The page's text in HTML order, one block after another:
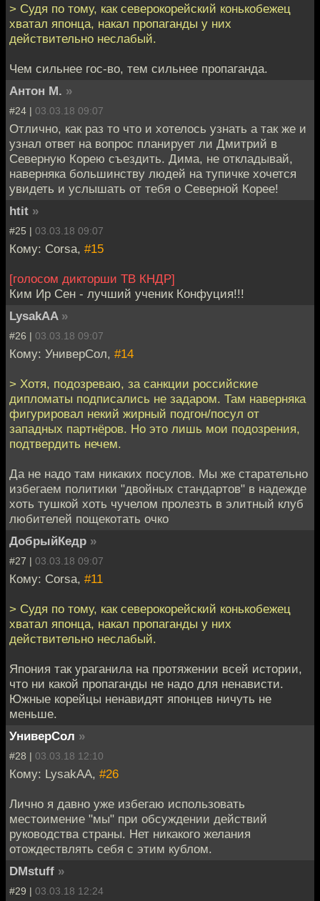
> Судя по тому, как северокорейский конькобежец
хватал японца, накал пропаганды у них
действительно неслабый.
Чем сильнее гос-во, тем сильнее пропаганда.
Антон М. »
#24 | 03.03.18 09:07
Отлично, как раз то что и хотелось узнать а так же и
узнал ответ на вопрос планирует ли Дмитрий в
Северную Корею съездить. Дима, не откладывай,
наверняка большинству людей на тупичке хочется
увидеть и услышать от тебя о Северной Корее!
htit »
#25 | 03.03.18 09:07
Кому: Corsa, #15
[голосом дикторши ТВ КНДР]
Ким Ир Сен - лучший ученик Конфуция!!!
LysakAA »
#26 | 03.03.18 09:07
Кому: УниверСол, #14
> Хотя, подозреваю, за санкции российские
дипломаты подписались не задаром. Там наверняка
фигурировал некий жирный подгон/посул от
западных партнёров. Но это лишь мои подозрения,
подтвердить нечем.
Да не надо там никаких посулов. Мы же старательно
избегаем политики "двойных стандартов" в надежде
хоть тушкой хоть чучелом пролезть в элитный клуб
любителей пощекотать очко
ДобрыйКедр »
#27 | 03.03.18 09:07
Кому: Corsa, #11
> Судя по тому, как северокорейский конькобежец
хватал японца, накал пропаганды у них
действительно неслабый.
Япония так ураганила на протяжении всей истории,
что ни какой пропаганды не надо для ненависти.
Южные корейцы ненавидят японцев ничуть не
меньше.
УниверСол »
#28 | 03.03.18 12:10
Кому: LysakAA, #26
Лично я давно уже избегаю использовать
местоимение "мы" при обсуждении действий
руководства страны. Нет никакого желания
отождествлять себя с этим кублом.
DMstuff »
#29 | 03.03.18 12:24